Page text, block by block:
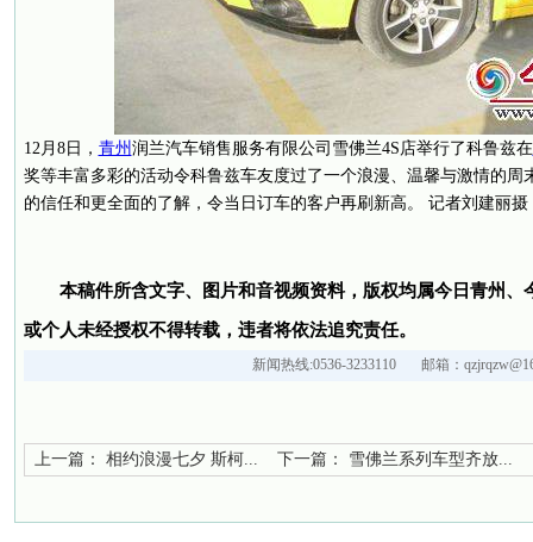
12月8日， 青州 润兰汽车销售服务有限公司雪佛兰4S店举行了科鲁兹在
奖等丰富多彩的活动令科鲁兹车友度过了一个浪漫、温馨与激情的周
的信任和更全面的了解，令当日订车的客户再刷新高。 记者刘建丽摄
本稿件所含文字、图片和音视频资料，版权均属今日青州、
或个人未经授权不得转载，违者将依法追究责任。
新闻热线:0536-3233110 邮箱：
上一篇： 相约浪漫七夕 斯柯... 下一篇： 雪佛兰系列车型齐放...